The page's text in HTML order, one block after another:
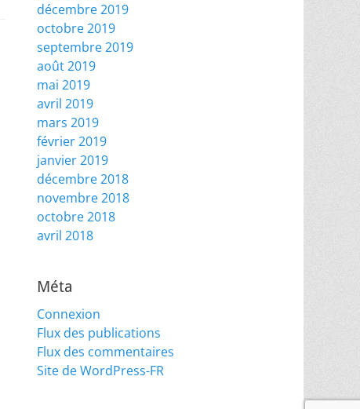
décembre 2019
octobre 2019
septembre 2019
août 2019
mai 2019
avril 2019
mars 2019
février 2019
janvier 2019
décembre 2018
novembre 2018
octobre 2018
avril 2018
Méta
Connexion
Flux des publications
Flux des commentaires
Site de WordPress-FR